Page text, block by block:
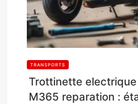
TRANSPORTS
Trottinette electrique
M365 reparation :